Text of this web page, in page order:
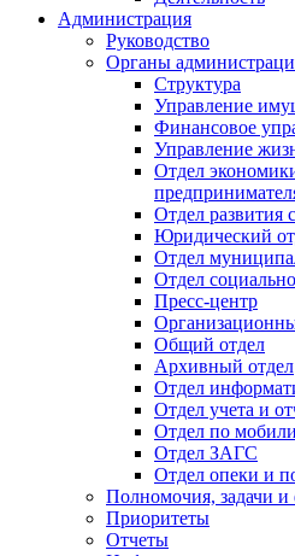
Администрация
Руководство
Органы
Структура
Управление
Финансовое
Управление
Отдел
Отдел развития
Юридический
Отдел
Отдел
Пресс-центр
Общий отдел
Архивный отдел
Отдел
Отдел учета и
Отдел по
Отдел ЗАГС
Отдел опеки и
Полномочия, задачи
Приоритеты
Отчеты